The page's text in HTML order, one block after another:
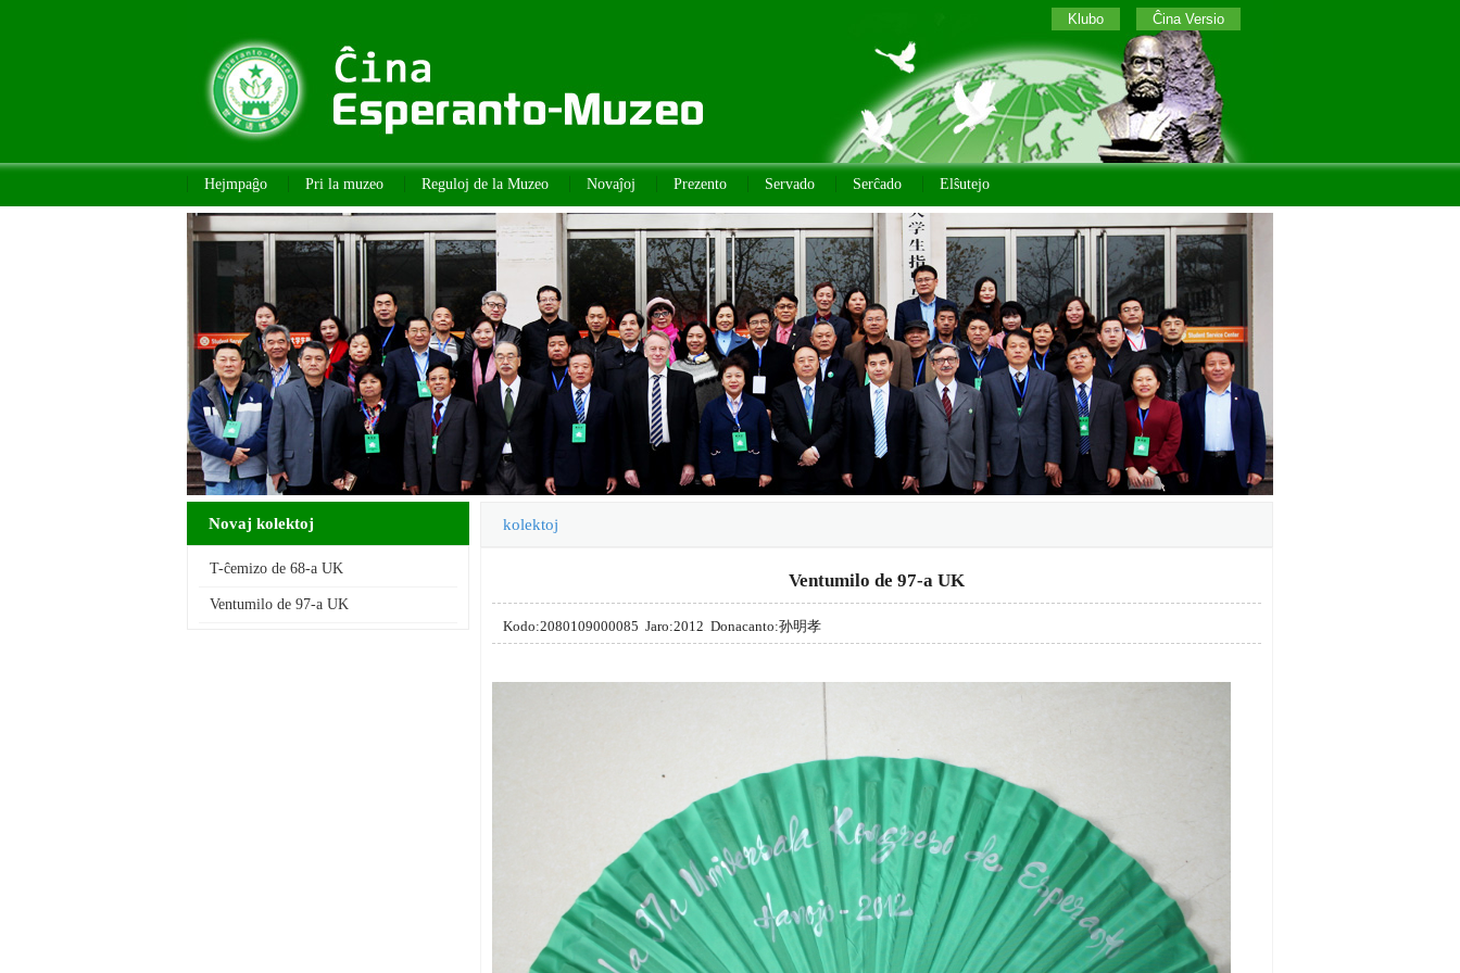
Klubo Ĉina Versio
Hejmpaĝo Pri la muzeo Reguloj de la Muzeo Novaĵoj Prezento Servado Serĉado Elŝutejo
Novaj kolektoj
T-ĉemizo de 68-a UK
Ventumilo de 97-a UK
kolektoj
Ventumilo de 97-a UK
Kodo:2080109000085 Jaro:2012 Donacanto:孙明孝